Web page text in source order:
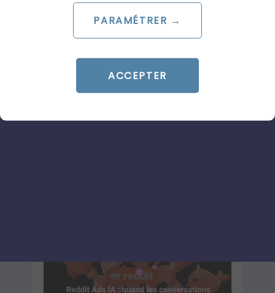
ARTICLE DE BLOG
TikTok lance Agentic Hub :
les AI Skills qui redéfinissent
le pilotage Ads
PARAMÉTRER →
ACCEPTER